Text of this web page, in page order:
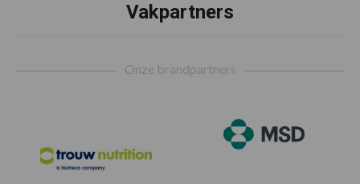
Vakpartners
Onze brandpartners